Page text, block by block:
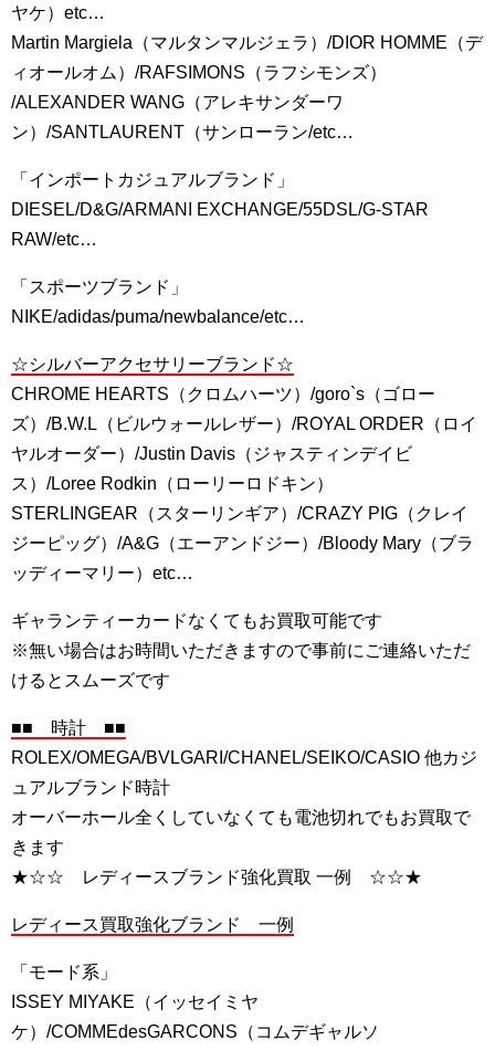
ヤケ）etc…
Martin Margiela（マルタンマルジェラ）/DIOR HOMME（デ
ィオールオム）/RAFSIMONS（ラフシモンズ）
/ALEXANDER WANG（アレキサンダーワ
ン）/SANTLAURENT（サンローラン/etc…
「インポートカジュアルブランド」
DIESEL/D&G/ARMANI EXCHANGE/55DSL/G-STAR
RAW/etc…
「スポーツブランド」
NIKE/adidas/puma/newbalance/etc…
☆シルバーアクセサリーブランド☆
CHROME HEARTS（クロムハーツ）/goro`s（ゴロー
ズ）/B.W.L（ビルウォールレザー）/ROYAL ORDER（ロイ
ヤルオーダー）/Justin Davis（ジャスティンデイビ
ス）/Loree Rodkin（ローリーロドキン）
STERLINGEAR（スターリンギア）/CRAZY PIG（クレイ
ジーピッグ）/A&G（エーアンドジー）/Bloody Mary（ブラ
ッディーマリー）etc…
ギャランティーカードなくてもお買取可能です
※無い場合はお時間いただきますので事前にご連絡いただ
けるとスムーズです
■■ 時計 ■■
ROLEX/OMEGA/BVLGARI/CHANEL/SEIKO/CASIO 他カジ
ュアルブランド時計
オーバーホール全くしていなくても電池切れでもお買取で
きます
★☆☆ レディースブランド強化買取 一例 ☆☆★
レディース買取強化ブランド 一例
「モード系」
ISSEY MIYAKE（イッセイミヤ
ケ）/COMMEdesGARCONS（コムデギャルソ